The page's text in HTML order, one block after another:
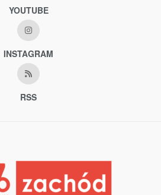
YOUTUBE
INSTAGRAM
RSS